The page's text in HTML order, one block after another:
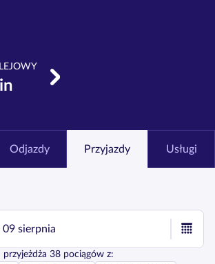
Odjazdy Przyjazdy Usługi
09 sierpnia
przyjeżdża 38 pociągów z: